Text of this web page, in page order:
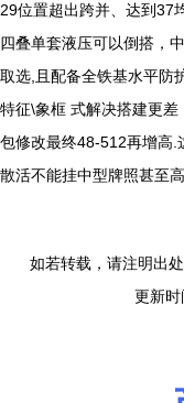
29位置超出跨并、达到37
四叠单套液压可以倒搭，
取选,且配备全铁基水平防
特征\象框 式解决搭建更
包修改最终48-512再增高.
散活不能挂中型牌照甚至
如若转载，请注明出
更新